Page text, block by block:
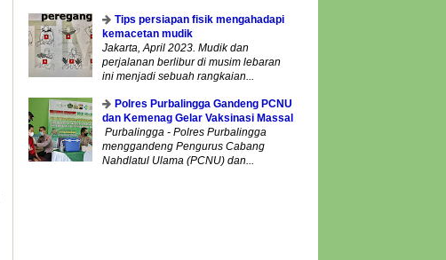
Tips persiapan fisik mengahadapi
kemacetan mudik
Jakarta, April 2023. Mudik dan
perjalanan berlibur di musim lebaran
ini menjadi sebuah rangkaian...
Polres Purbalingga Gandeng PCNU
dan Kemenag Gelar Vaksinasi Massal
Purbalingga - Polres Purbalingga
menggandeng Pengurus Cabang
Nahdlatul Ulama (PCNU) dan...